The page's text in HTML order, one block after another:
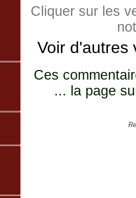
Cliquer sur les
Voir
Ces
... la page